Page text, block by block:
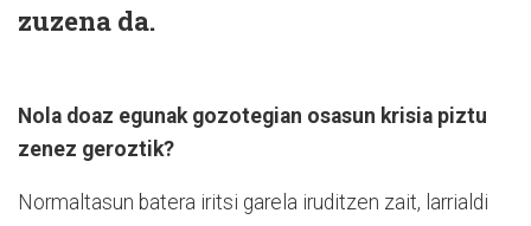
zuzena da.
Nola doaz egunak gozotegian osasun krisia piztu
zenez geroztik?
Normaltasun batera iritsi garela iruditzen zait, larrialdi